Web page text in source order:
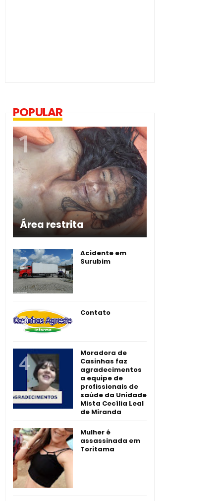
POPULAR
Área restrita
Acidente em
Surubim
Contato
Moradora de
Casinhas faz
agradecimentos
a equipe de
profissionais de
saúde da Unidade
Mista Cecília Leal
de Miranda
Mulher é
assassinada em
Toritama